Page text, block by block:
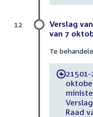
Verslag
van 7
Te
-
Raad
12